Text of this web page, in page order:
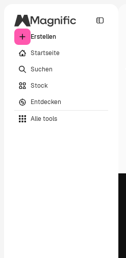
Erstellen
Startseite
Suchen
Stock
Entdecken
Alle tools